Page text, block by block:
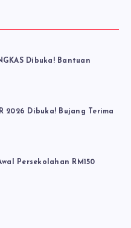
Dibuka! Bantuan
2026 Dibuka! Bujang Terima
Persekolahan RM150